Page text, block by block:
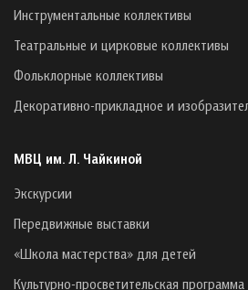
Инструментальные коллективы
Театральные и цирковые коллективы
Фольклорные коллективы
Декоративно-прикладное и
МВЦ им. Л. Чайкиной
Экскурсии
Передвижные выставки
«Школа мастерства» для детей
Культурно-просветительская